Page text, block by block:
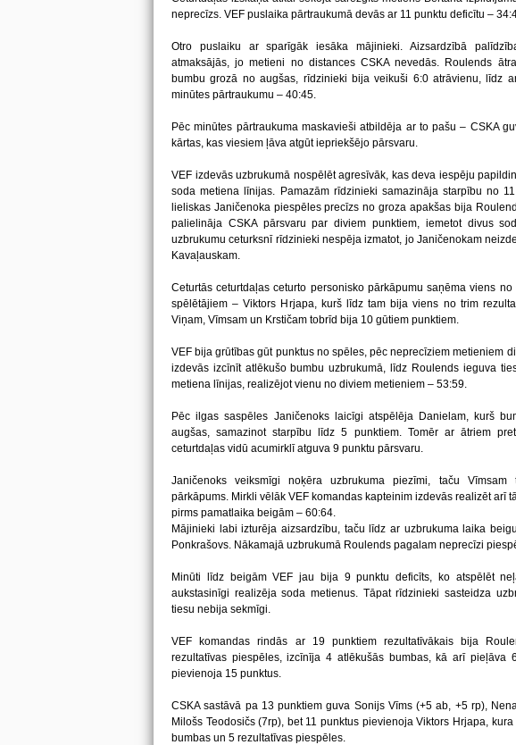
neprecīzs. VEF puslaika pārtraukumā devās ar 11 punktu deficītu –
Otro puslaiku ar sparīgāk iesāka mājinieki. Aizsardzībā
atmaksājās, jo metieni no distances CSKA nevedās. Roulends
bumbu grozā no augšas, rīdzinieki bija veikuši 6:0 atrāvienu, līdz
minūtes pārtraukumu – 40:45.
Pēc minūtes pārtraukuma maskavieši atbildēja ar to pašu – CSKA
kārtas, kas viesiem ļāva atgūt iepriekšējo pārsvaru.
VEF izdevās uzbrukumā nospēlēt agresīvāk, kas deva iespēju
soda metiena līnijas. Pamazām rīdzinieki samazināja starpību no
lieliskas Janičenoka piespēles precīzs no groza apakšas bija
palielināja CSKA pārsvaru par diviem punktiem, iemetot divus
uzbrukumu ceturksnī rīdzinieki nespēja izmatot, jo Janičenokam
Kavaļauskam.
Ceturtās ceturtdaļas ceturto personisko pārkāpumu saņēma viens no
spēlētājiem – Viktors Hrjapa, kurš līdz tam bija viens no trim
Viņam, Vīmsam un Krstičam tobrīd bija 10 gūtiem punktiem.
VEF bija grūtības gūt punktus no spēles, pēc neprecīziem metieniem
izdevās izcīnīt atlēkušo bumbu uzbrukumā, līdz Roulends ieguva
metiena līnijas, realizējot vienu no diviem metieniem – 53:59.
Pēc ilgas saspēles Janičenoks laicīgi atspēlēja Danielam, kurš
augšas, samazinot starpību līdz 5 punktiem. Tomēr ar ātriem
ceturtdaļas vidū acumirklī atguva 9 punktu pārsvaru.
Janičenoks veiksmīgi noķēra uzbrukuma piezīmi, taču
pārkāpums. Mirkli vēlāk VEF komandas kapteinim izdevās realizēt arī
pirms pamatlaika beigām – 60:64.
Mājinieki labi izturēja aizsardzību, taču līdz ar uzbrukuma laika
Ponkrašovs. Nākamajā uzbrukumā Roulends pagalam neprecīzi
Minūti līdz beigām VEF jau bija 9 punktu deficīts, ko atspēlēt
aukstasinīgi realizēja soda metienus. Tāpat rīdzinieki sasteidza
tiesu nebija sekmīgi.
VEF komandas rindās ar 19 punktiem rezultatīvākais bija
rezultatīvas piespēles, izcīnīja 4 atlēkušās bumbas, kā arī pieļāva
pievienoja 15 punktus.
CSKA sastāvā pa 13 punktiem guva Sonijs Vīms (+5 ab, +5 rp),
Milošs Teodosičs (7rp), bet 11 punktus pievienoja Viktors Hrjapa,
bumbas un 5 rezultatīvas piespēles.